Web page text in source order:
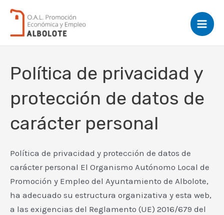
contenido
Política de privacidad y
protección de datos de
carácter personal
Política de privacidad y protección de datos de
carácter personal El Organismo Autónomo Local de
Promoción y Empleo del Ayuntamiento de Albolote,
ha adecuado su estructura organizativa y esta web,
a las exigencias del Reglamento (UE) 2016/679 del